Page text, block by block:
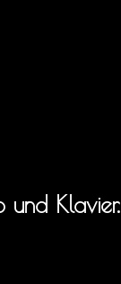
und Klavier.